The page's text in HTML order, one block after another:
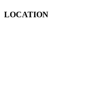
LOCATION